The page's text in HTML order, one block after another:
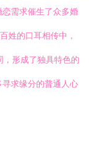
需求催生了众多婚
姓的口耳相传中，
，形成了独具特色的
求缘分的普通人心